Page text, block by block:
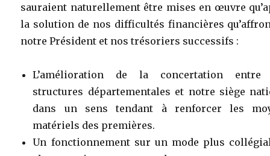
sauraient naturellement être mises en œuvre
la solution de nos difficultés financières
notre Président et nos trésoriers successifs :
L’amélioration de la concertation entre
structures départementales et notre siège
dans un sens tendant à renforcer les
matériels des premières.
Un fonctionnement sur un mode plus